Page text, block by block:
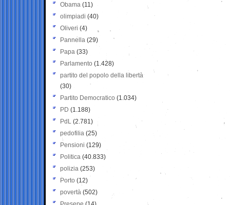
Obama (11)
olimpiadi (40)
Oliveri (4)
Pannella (29)
Papa (33)
Parlamento (1.428)
partito del popolo della libertà
(30)
Partito Democratico (1.034)
PD (1.188)
PdL (2.781)
pedofilia (25)
Pensioni (129)
Politica (40.833)
polizia (253)
Porto (12)
povertà (502)